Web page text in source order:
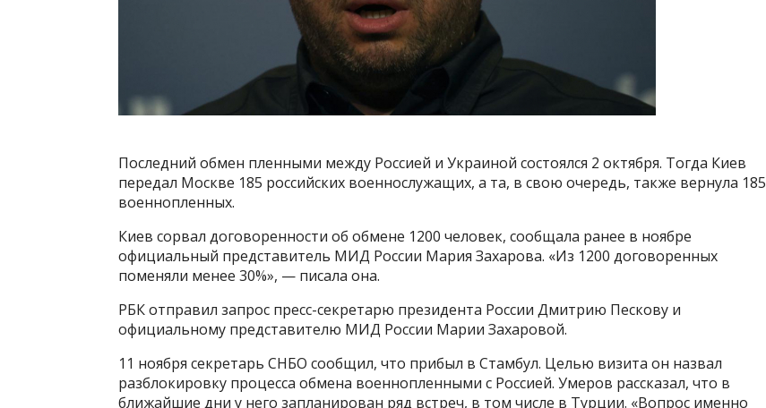
Последний обмен пленными между Россией и Украиной состоялся 2 октября. Тогда Киев
передал Москве 185 российских военнослужащих, а та, в свою очередь, также вернула 185
военнопленных.
Киев сорвал договоренности об обмене 1200 человек, сообщала ранее в ноябре
официальный представитель МИД России Мария Захарова. «Из 1200 договоренных
поменяли менее 30%», — писала она.
РБК отправил запрос пресс-секретарю президента России Дмитрию Пескову и
официальному представителю МИД России Марии Захаровой.
11 ноября секретарь СНБО сообщил, что прибыл в Стамбул. Целью визита он назвал
разблокировку процесса обмена военнопленными с Россией. Умеров рассказал, что в
ближайшие дни у него запланирован ряд встреч, в том числе в Турции. «Вопрос именно